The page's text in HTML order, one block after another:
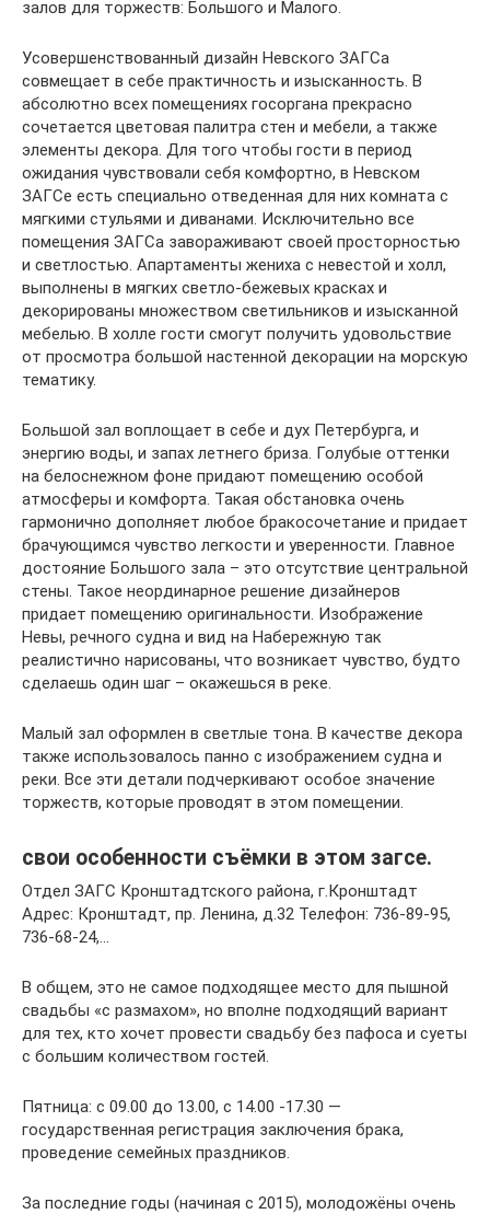
залов для торжеств: Большого и Малого.
Усовершенствованный дизайн Невского ЗАГСа
совмещает в себе практичность и изысканность. В
абсолютно всех помещениях госоргана прекрасно
сочетается цветовая палитра стен и мебели, а также
элементы декора. Для того чтобы гости в период
ожидания чувствовали себя комфортно, в Невском
ЗАГСе есть специально отведенная для них комната с
мягкими стульями и диванами. Исключительно все
помещения ЗАГСа завораживают своей просторностью
и светлостью. Апартаменты жениха с невестой и холл,
выполнены в мягких светло-бежевых красках и
декорированы множеством светильников и изысканной
мебелью. В холле гости смогут получить удовольствие
от просмотра большой настенной декорации на морскую
тематику.
Большой зал воплощает в себе и дух Петербурга, и
энергию воды, и запах летнего бриза. Голубые оттенки
на белоснежном фоне придают помещению особой
атмосферы и комфорта. Такая обстановка очень
гармонично дополняет любое бракосочетание и придает
брачующимся чувство легкости и уверенности. Главное
достояние Большого зала – это отсутствие центральной
стены. Такое неординарное решение дизайнеров
придает помещению оригинальности. Изображение
Невы, речного судна и вид на Набережную так
реалистично нарисованы, что возникает чувство, будто
сделаешь один шаг – окажешься в реке.
Малый зал оформлен в светлые тона. В качестве декора
также использовалось панно с изображением судна и
реки. Все эти детали подчеркивают особое значение
торжеств, которые проводят в этом помещении.
свои особенности съёмки в этом загсе.
Отдел ЗАГС Кронштадтского района, г.Кронштадт
Адрес: Кронштадт, пр. Ленина, д.32 Телефон: 736-89-95,
736-68-24,…
В общем, это не самое подходящее место для пышной
свадьбы «с размахом», но вполне подходящий вариант
для тех, кто хочет провести свадьбу без пафоса и суеты
с большим количеством гостей.
Пятница: с 09.00 до 13.00, с 14.00 -17.30 —
государственная регистрация заключения брака,
проведение семейных праздников.
За последние годы (начиная с 2015), молодожёны очень